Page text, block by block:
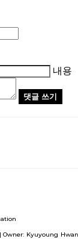
내용
댓글 쓰기
Owner: Kyuyoung